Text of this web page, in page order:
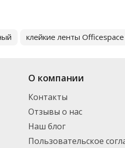
клейкие ленты Officespace
О компании
Контакты
Отзывы о нас
Наш блог
Пользовательское